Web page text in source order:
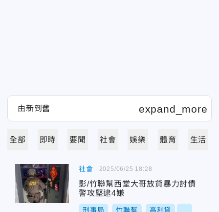
全部 即時 要聞 社會 娛樂 體育 生活
社會
影/竹聯幫西堂大哥放貸暴力討債
警攻堅逮4嫌
刑事局 竹聯幫 高利貸
2025/06/25 18:28